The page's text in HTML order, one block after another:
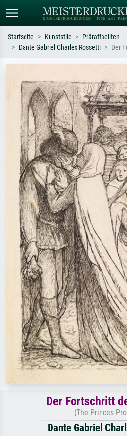
oder Stilen – z.B. Monet,
Sternennacht, Impressionismus, Welle
Hokusai, Akt.
Startseite Kunststile
Präraffaeliten
Dante Gabriel Charles Rossetti
Der
Der Fortschritt
(The Princes
Dante Gabriel